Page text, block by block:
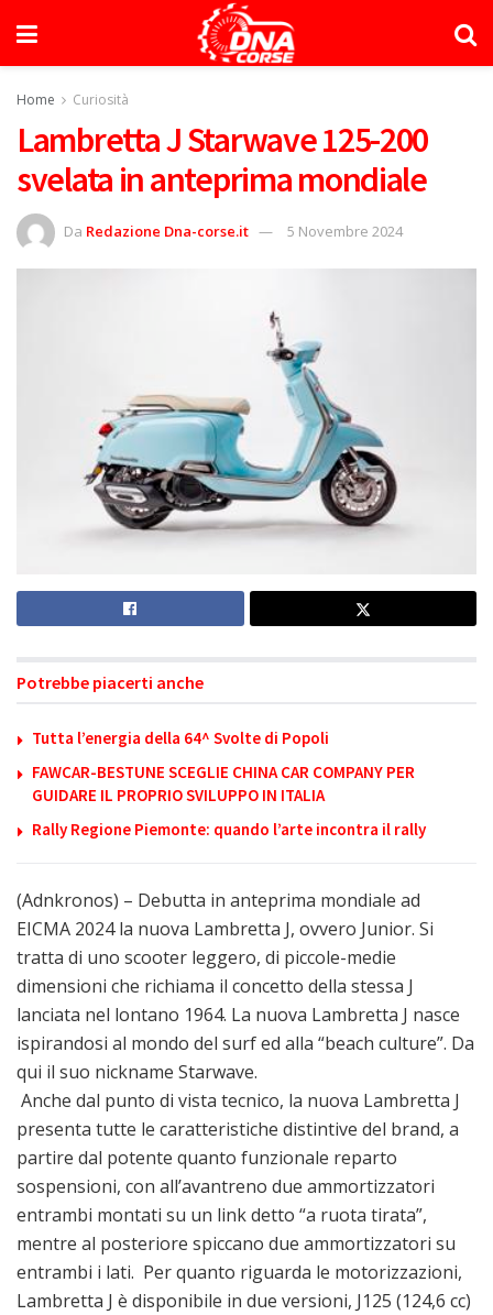
Home Curiosità
Lambretta J Starwave 125-200
svelata in anteprima mondiale
Da Redazione Dna-corse.it 5 Novembre 2024
Potrebbe piacerti anche
Tutta l’energia della 64^ Svolte di Popoli
FAWCAR-BESTUNE SCEGLIE CHINA CAR COMPANY PER
GUIDARE IL PROPRIO SVILUPPO IN ITALIA
Rally Regione Piemonte: quando l’arte incontra il rally
(Adnkronos) – Debutta in anteprima mondiale ad
EICMA 2024 la nuova Lambretta J, ovvero Junior. Si
tratta di uno scooter leggero, di piccole-medie
dimensioni che richiama il concetto della stessa J
lanciata nel lontano 1964. La nuova Lambretta J nasce
ispirandosi al mondo del surf ed alla “beach culture”. Da
qui il suo nickname Starwave.
Anche dal punto di vista tecnico, la nuova Lambretta J
presenta tutte le caratteristiche distintive del brand, a
partire dal potente quanto funzionale reparto
sospensioni, con all’avantreno due ammortizzatori
entrambi montati su un link detto “a ruota tirata”,
mentre al posteriore spiccano due ammortizzatori su
entrambi i lati. Per quanto riguarda le motorizzazioni,
Lambretta J è disponibile in due versioni, J125 (124,6 cc)